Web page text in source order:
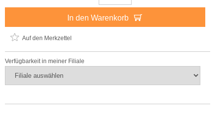
In den Warenkorb
Auf den Merkzettel
Verfügbarkeit in meiner Filiale